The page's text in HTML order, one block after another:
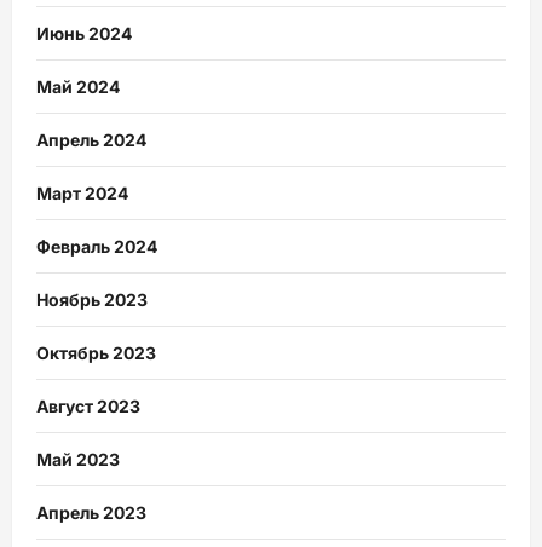
Июнь 2024
Май 2024
Апрель 2024
Март 2024
Февраль 2024
Ноябрь 2023
Октябрь 2023
Август 2023
Май 2023
Апрель 2023